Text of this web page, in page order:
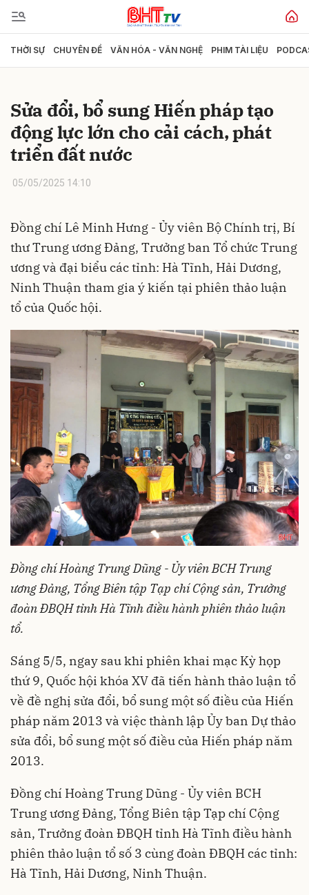
THỜI SỰ CHUYÊN ĐỀ VĂN HÓA - VĂN NGHỆ PHIM TÀI LIỆU
Sửa đổi, bổ sung Hiến pháp tạo
động lực lớn cho cải cách, phát
triển đất nước
05/05/2025 14:10
Đồng chí Lê Minh Hưng - Ủy viên Bộ Chính trị, Bí
thư Trung ương Đảng, Trưởng ban Tổ chức Trung
ương và đại biểu các tỉnh: Hà Tĩnh, Hải Dương,
Ninh Thuận tham gia ý kiến tại phiên thảo luận
tổ của Quốc hội.
Đồng chí Hoàng Trung Dũng - Ủy viên BCH Trung
ương Đảng, Tổng Biên tập Tạp chí Cộng sản, Trưởng
đoàn ĐBQH tỉnh Hà Tĩnh điều hành phiên thảo luận
tổ.
Sáng 5/5, ngay sau khi phiên khai mạc Kỳ họp
thứ 9, Quốc hội khóa XV đã tiến hành thảo luận tổ
về đề nghị sửa đổi, bổ sung một số điều của Hiến
pháp năm 2013 và việc thành lập Ủy ban Dự thảo
sửa đổi, bổ sung một số điều của Hiến pháp năm
2013.
Đồng chí Hoàng Trung Dũng - Ủy viên BCH
Trung ương Đảng, Tổng Biên tập Tạp chí Cộng
sản, Trưởng đoàn ĐBQH tỉnh Hà Tĩnh điều hành
phiên thảo luận tổ số 3 cùng đoàn ĐBQH các tỉnh:
Hà Tĩnh, Hải Dương, Ninh Thuận.
Gửi bình luận